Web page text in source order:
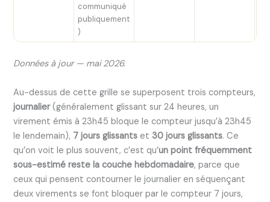
communiqué
publiquement
)
Données à jour — mai 2026.
Au-dessus de cette grille se superposent trois compteurs,
journalier(généralement glissant sur 24 heures, un
virement émis à 23h45 bloque le compteur jusqu’à 23h45
le lendemain), 7 jours glissants et 30 jours glissants. Ce
qu’on voit le plus souvent, c’est qu’un point fréquemment
sous-estimé reste la couche hebdomadaire, parce que
ceux qui pensent contourner le journalier en séquençant
deux virements se font bloquer par le compteur 7 jours,